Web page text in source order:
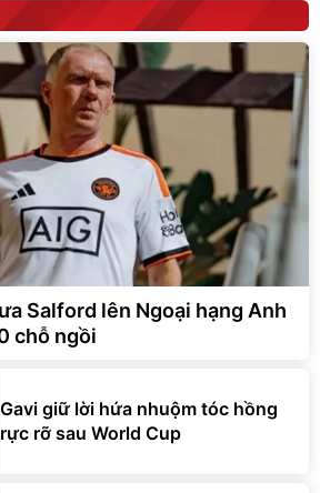
Salford lên Ngoại hạng Anh
chỗ ngồi
Gavi giữ lời hứa nhuộm tóc hồng
rực rỡ sau World Cup